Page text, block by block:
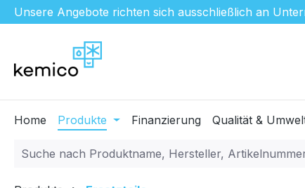
Unsere Angebote richten sich ausschließlich an
Hauptinhalt springen
Zur Suche springen
Zur Hauptnavigation springen
Home Produkte Finanzierung Qualität &